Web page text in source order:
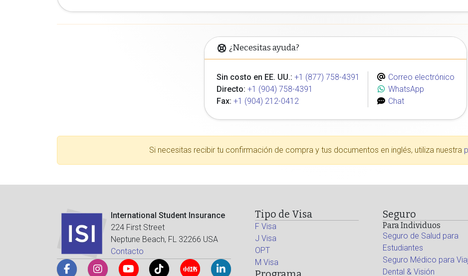
¿Necesitas ayuda?
Sin costo en EE. UU.: +1 (877) 758-4391
Directo: +1 (904) 758-4391
Fax: +1 (904) 212-0412
Correo electrónico
WhatsApp
Chat
Si necesitas recibir tu confirmación de compra y tus documentos en inglés, utiliza nuestra
International Student Insurance
224 First Street
Neptune Beach, FL 32266 USA
Contacto
Tipo de Visa
F Visa
J Visa
OPT
M Visa
Seguro
Para Individuos
Seguro de Salud para
Estudiantes
Seguro Médico para
Dental & Visión